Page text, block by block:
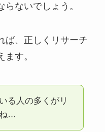
ないでしょう。
ば、正しくリサーチ
す。
る人の多くがリ
…